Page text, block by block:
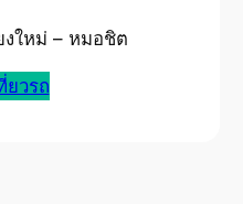
งใหม่ – หมอชิต
ยวรถ